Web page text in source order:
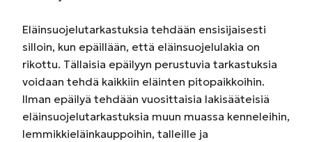
Eläinsuojelutarkastuksia tehdään ensisijaisesti
silloin, kun epäillään, että eläinsuojelulakia on
rikottu. Tällaisia epäilyyn perustuvia tarkastuksia
voidaan tehdä kaikkiin eläinten pitopaikkoihin.
Ilman epäilyä tehdään vuosittaisia lakisääteisiä
eläinsuojelutarkastuksia muun muassa kenneleihin,
lemmikkieläinkauppoihin, talleille ja